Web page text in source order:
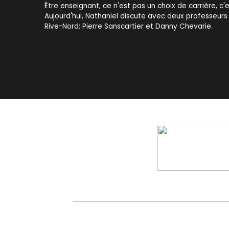
Être enseignant, ce n'est pas un choix de carrière,
Aujourd'hui, Nathaniel discute avec deux
Rive-Nord; Pierre Sanscartier et Danny Chevarie.